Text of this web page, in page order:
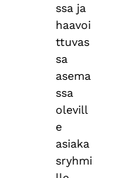
ssa ja
haavoi
ttuvas
sa
asema
ssa
olevill
e
asiaka
sryhmi